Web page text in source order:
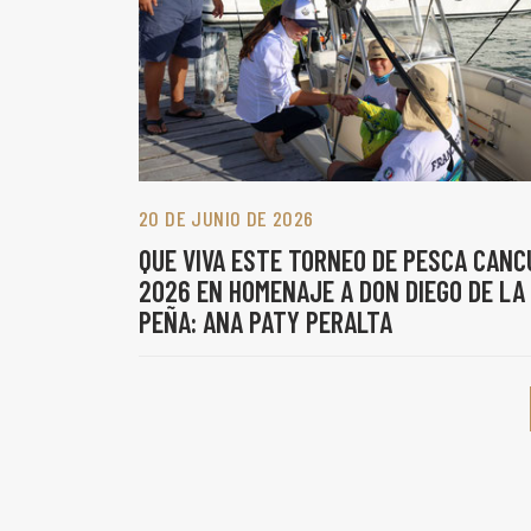
20 DE JUNIO DE 2026
QUE VIVA ESTE TORNEO DE PESCA
2026 EN HOMENAJE A DON DIEGO DE LA
PEÑA: ANA PATY PERALTA